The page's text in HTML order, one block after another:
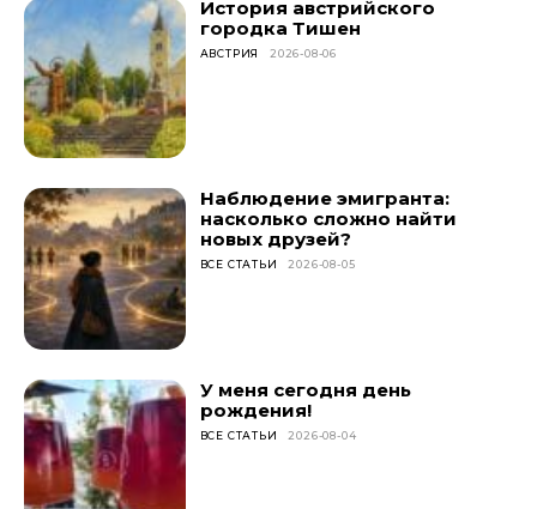
История австрийского
городка Тишен
АВСТРИЯ 2026-08-06
Наблюдение эмигранта:
насколько сложно найти
новых друзей?
ВСЕ СТАТЬИ 2026-08-05
У меня сегодня день
рождения!
ВСЕ СТАТЬИ 2026-08-04